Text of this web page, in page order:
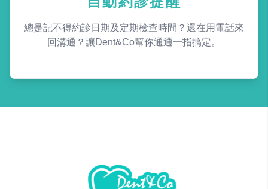
總是記不得約診日期及定期檢查時間？還在用電話來
回溝通？讓Dent&Co幫你通通一指搞定。